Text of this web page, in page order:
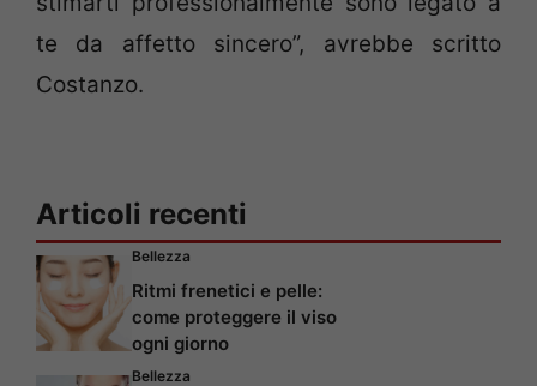
te da affetto sincero”, avrebbe scritto
Costanzo.
Articoli recenti
Bellezza
Ritmi frenetici e pelle:
come proteggere il viso
ogni giorno
Bellezza